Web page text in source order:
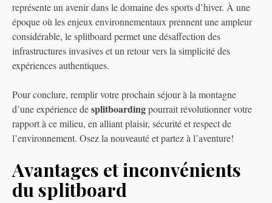
représente un avenir dans le domaine des sports d’hiver. À une
époque où les enjeux environnementaux prennent une ampleur
considérable, le splitboard permet une désaffection des
infrastructures invasives et un retour vers la simplicité des
expériences authentiques.
Pour conclure, remplir votre prochain séjour à la montagne
d’une expérience desplitboardingpourrait révolutionner votre
rapport à ce milieu, en alliant plaisir, sécurité et respect de
l’environnement. Osez la nouveauté et partez à l’aventure!
Avantages et inconvénients
du splitboard